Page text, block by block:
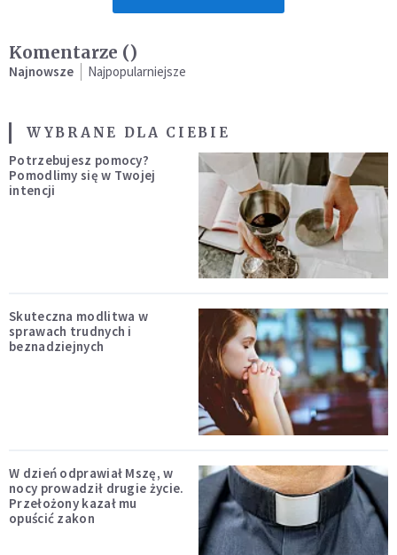
Komentarze ()
Najnowsze Najpopularniejsze
WYBRANE DLA CIEBIE
Potrzebujesz pomocy?
Pomodlimy się w Twojej
intencji
Skuteczna modlitwa w
sprawach trudnych i
beznadziejnych
W dzień odprawiał Mszę, w
nocy prowadził drugie życie.
Przełożony kazał mu
opuścić zakon